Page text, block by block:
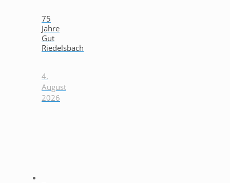
75
Jahre
Gut
Riedelsbach
4.
August
2026